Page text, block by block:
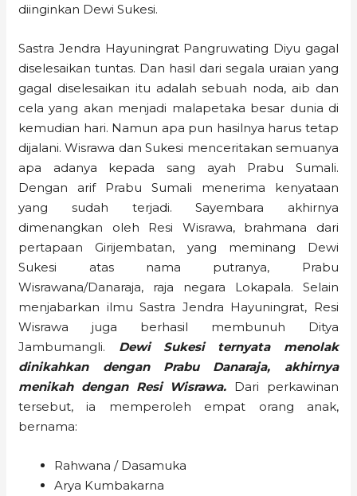
diinginkan Dewi Sukesi.
Sastra Jendra Hayuningrat Pangruwating Diyu gagal
diselesaikan tuntas. Dan hasil dari segala uraian yang
gagal diselesaikan itu adalah sebuah noda, aib dan
cela yang akan menjadi malapetaka besar dunia di
kemudian hari. Namun apa pun hasilnya harus tetap
dijalani. Wisrawa dan Sukesi menceritakan semuanya
apa adanya kepada sang ayah Prabu Sumali.
Dengan arif Prabu Sumali menerima kenyataan
yang sudah terjadi. Sayembara akhirnya
dimenangkan oleh Resi Wisrawa, brahmana dari
pertapaan Girijembatan, yang meminang Dewi
Sukesi atas nama putranya, Prabu
Wisrawana/Danaraja, raja negara Lokapala. Selain
menjabarkan ilmu Sastra Jendra Hayuningrat, Resi
Wisrawa juga berhasil membunuh Ditya
Jambumangli. Dewi Sukesi ternyata menolak
dinikahkan dengan Prabu Danaraja, akhirnya
menikah dengan Resi Wisrawa. Dari perkawinan
tersebut, ia memperoleh empat orang anak,
bernama:
Rahwana / Dasamuka
Arya Kumbakarna